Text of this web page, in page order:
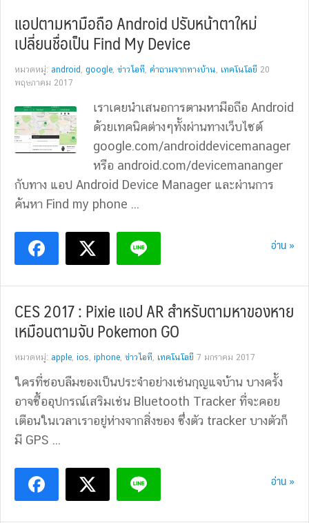
แอปตามหามือถือ Android ปรับหน้าตาใหม่
เปลี่ยนชื่อเป็น Find My Device
หมวดหมู่: android , google, ข่าวไอที, คำถามจากทางบ้าน, เทคโนโลยี 20
พฤษภาคม 2017
เราเคยนำเสนอการตามหามือถือ Android
ด้วยเทคนิคต่างๆทั้งผ่านทางเว็บไซต์
google.com/androiddevicemanager
หรือ android.com/devicemananger
กับทาง แอป Android Device Manager และผ่านการ
ค้นหา Find my phone ...
อ่าน »
CES 2017 : Pixie แอป AR สำหรับตามหาของหาย
เหมือนตามจับ Pokemon GO
หมวดหมู่: apple, ios, iphone, ข่าวไอที, เทคโนโลยี 7 มกราคม 2017
ใครที่ชอบลืมของเป็นประจำอย่างเช่นกุญแจบ้าน บางครั้ง
อาจซื้ออุปกรณ์เสริมเช่น Bluetooth Tracker ที่จะคอย
เตือนในเวลาเราอยู่ห่างจากสิ่งของ ซึ่งตัว tracker บางตัวก็
มี GPS ...
อ่าน »